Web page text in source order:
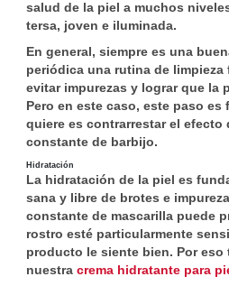
salud de la piel a muchos
tersa, joven e iluminada.
En general, siempre es una
periódica una rutina de
evitar impurezas y lograr que la
Pero en este caso, este paso
quiere es contrarrestar el efecto
constante de barbijo.
Hidratación
La hidratación de la piel es
sana y libre de brotes e
constante de mascarilla puede
rostro esté particularmente
producto le siente bien. Por eso
nuestra crema hidratante para